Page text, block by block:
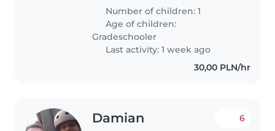
wakacji kiedy jesteśmy w pracy .
raszam do kontaktu ;)
Number of children: 1
Age of children:
Gradeschooler
Last activity: 1 week ago
30,00 PLN/hr
Damian 6